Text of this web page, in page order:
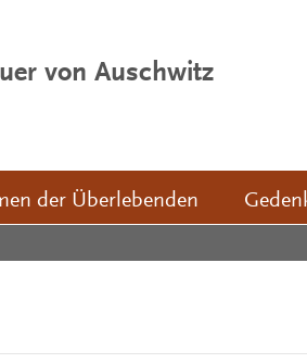
von Auschwitz
der Überlebenden